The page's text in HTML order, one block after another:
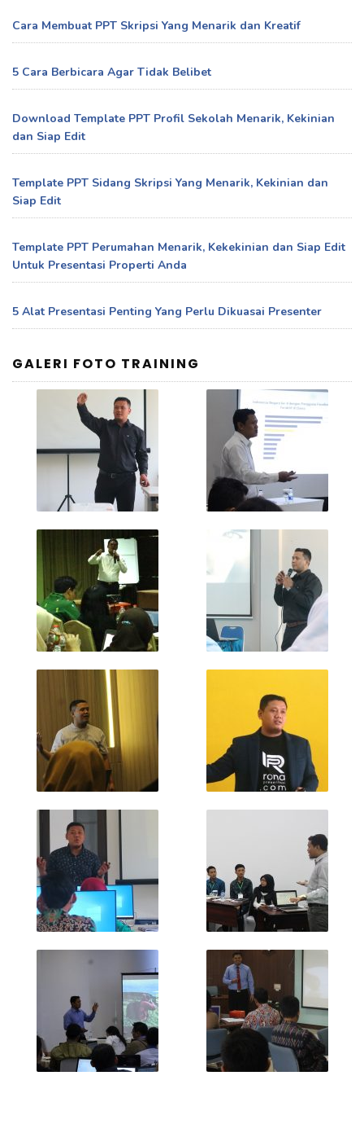
Cara Membuat PPT Skripsi Yang Menarik dan Kreatif
5 Cara Berbicara Agar Tidak Belibet
Download Template PPT Profil Sekolah Menarik, Kekinian
dan Siap Edit
Template PPT Sidang Skripsi Yang Menarik, Kekinian dan
Siap Edit
Template PPT Perumahan Menarik, Kekekinian dan Siap Edit
Untuk Presentasi Properti Anda
5 Alat Presentasi Penting Yang Perlu Dikuasai Presenter
GALERI FOTO TRAINING